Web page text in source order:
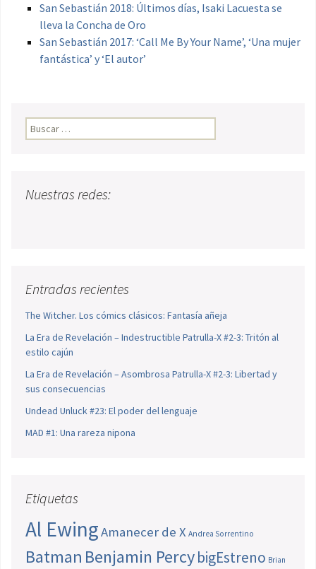
San Sebastián 2018: Últimos días, Isaki Lacuesta se
lleva la Concha de Oro
San Sebastián 2017: ‘Call Me By Your Name’, ‘Una mujer
fantástica’ y ‘El autor’
Buscar:
Nuestras redes:
Entradas recientes
The Witcher. Los cómics clásicos: Fantasía añeja
La Era de Revelación – Indestructible Patrulla-X #2-3: Tritón al
estilo cajún
La Era de Revelación – Asombrosa Patrulla-X #2-3: Libertad y
sus consecuencias
Undead Unluck #23: El poder del lenguaje
MAD #1: Una rareza nipona
Etiquetas
Al EwingAmanecer de X Andrea Sorrentino
Batman Benjamin PercybigEstreno Brian